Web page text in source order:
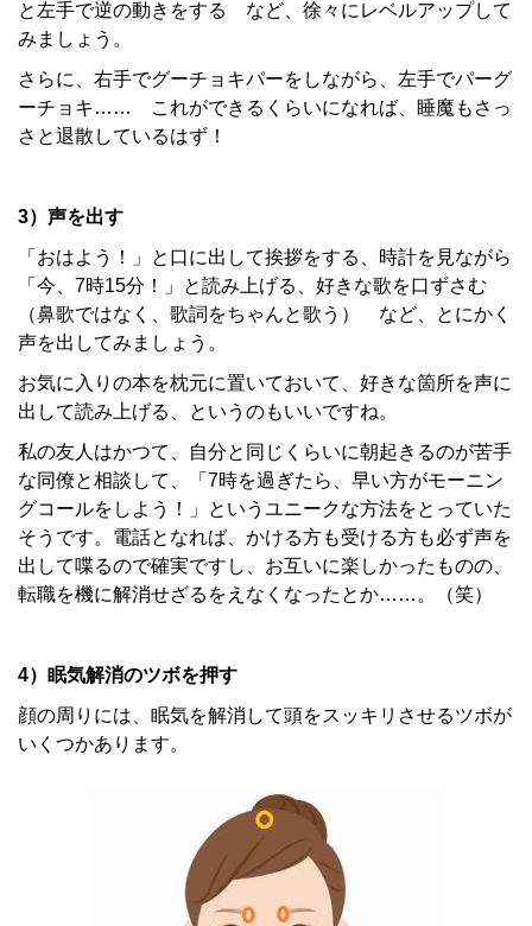
と左手で逆の動きをする など、徐々にレベルアップして
みましょう。
さらに、右手でグーチョキパーをしながら、左手でパーグ
ーチョキ…… これができるくらいになれば、睡魔もさっ
さと退散しているはず！
3）声を出す
「おはよう！」と口に出して挨拶をする、時計を見ながら
「今、7時15分！」と読み上げる、好きな歌を口ずさむ
（鼻歌ではなく、歌詞をちゃんと歌う） など、とにかく
声を出してみましょう。
お気に入りの本を枕元に置いておいて、好きな箇所を声に
出して読み上げる、というのもいいですね。
私の友人はかつて、自分と同じくらいに朝起きるのが苦手
な同僚と相談して、「7時を過ぎたら、早い方がモーニン
グコールをしよう！」というユニークな方法をとっていた
そうです。電話となれば、かける方も受ける方も必ず声を
出して喋るので確実ですし、お互いに楽しかったものの、
転職を機に解消せざるをえなくなったとか……。（笑）
4）眠気解消のツボを押す
顔の周りには、眠気を解消して頭をスッキリさせるツボが
いくつかあります。